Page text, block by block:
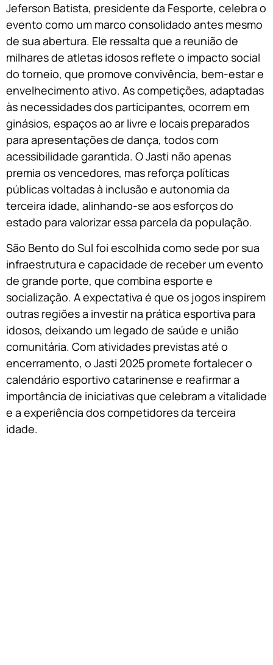
Jeferson Batista, presidente da Fesporte, celebra o
evento como um marco consolidado antes mesmo
de sua abertura. Ele ressalta que a reunião de
milhares de atletas idosos reflete o impacto social
do torneio, que promove convivência, bem-estar e
envelhecimento ativo. As competições, adaptadas
às necessidades dos participantes, ocorrem em
ginásios, espaços ao ar livre e locais preparados
para apresentações de dança, todos com
acessibilidade garantida. O Jasti não apenas
premia os vencedores, mas reforça políticas
públicas voltadas à inclusão e autonomia da
terceira idade, alinhando-se aos esforços do
estado para valorizar essa parcela da população.
São Bento do Sul foi escolhida como sede por sua
infraestrutura e capacidade de receber um evento
de grande porte, que combina esporte e
socialização. A expectativa é que os jogos inspirem
outras regiões a investir na prática esportiva para
idosos, deixando um legado de saúde e união
comunitária. Com atividades previstas até o
encerramento, o Jasti 2025 promete fortalecer o
calendário esportivo catarinense e reafirmar a
importância de iniciativas que celebram a vitalidade
e a experiência dos competidores da terceira
idade.